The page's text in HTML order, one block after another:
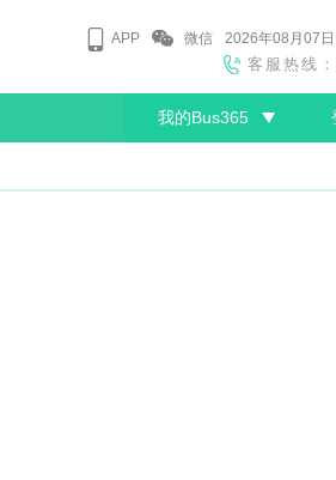
APP 微信 2026年08月07日
客服热线：
我的Bus365